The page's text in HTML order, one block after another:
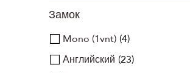
Замок
Mono (1vnt) 4
Английский 23